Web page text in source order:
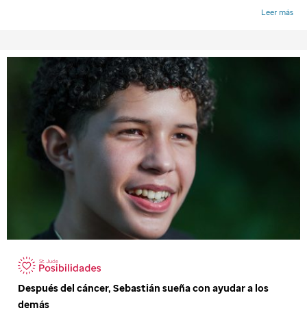
Después del cáncer, Sebastián sueña con ayudar a los
demás